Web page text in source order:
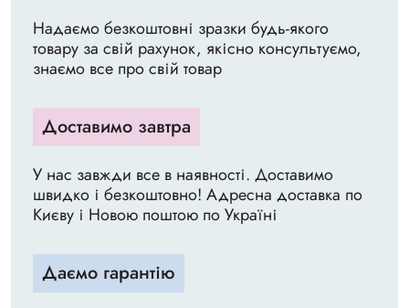
Надаємо безкоштовні зразки будь-якого
товару за свій рахунок, якісно консультуємо,
знаємо все про свій товар
Доставимо завтра
У нас завжди все в наявності. Доставимо
швидко і безкоштовно! Адресна доставка по
Києву і Новою поштою по Україні
Даємо гарантію